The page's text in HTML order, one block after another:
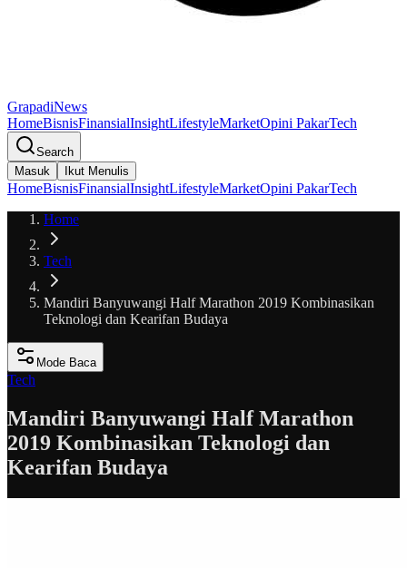
GrapadiNews
HomeBisnisFinansialInsightLifestyleMarketOpini PakarTech
Search
Masuk
Ikut Menulis
HomeBisnisFinansialInsightLifestyleMarketOpini PakarTech
Home
Tech
Mandiri Banyuwangi Half Marathon 2019 Kombinasikan
Teknologi dan Kearifan Budaya
Mode Baca
Tech
Mandiri Banyuwangi Half Marathon
2019 Kombinasikan Teknologi dan
Kearifan Budaya